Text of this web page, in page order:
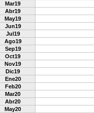
Mar19
Abr19
May19
Jun19
Jul19
Ago19
Sep19
Oct19
Nov19
Dic19
Ene20
Feb20
Mar20
Abr20
May20